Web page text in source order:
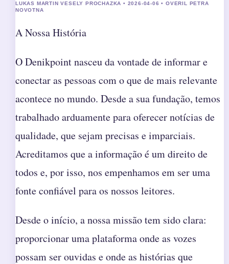
LUKAS MARTIN VESELY PROCHAZKA • 2026-04-06 • OVERIL PETRA
NOVOTNA
A Nossa História
O Denikpoint nasceu da vontade de informar e
conectar as pessoas com o que de mais relevante
acontece no mundo. Desde a sua fundação, temos
trabalhado arduamente para oferecer notícias de
qualidade, que sejam precisas e imparciais.
Acreditamos que a informação é um direito de
todos e, por isso, nos empenhamos em ser uma
fonte confiável para os nossos leitores.
Desde o início, a nossa missão tem sido clara:
proporcionar uma plataforma onde as vozes
possam ser ouvidas e onde as histórias que